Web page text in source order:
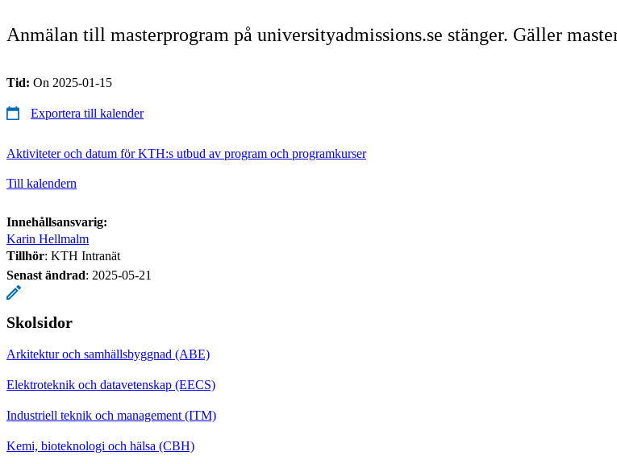
Anmälan till masterprogram på universityadmissions.se stänger. Gäller
Tid: On 2025-01-15
Exportera till kalender
Aktiviteter och datum för KTH:s utbud av program och programkurser
Till kalendern
Innehållsansvarig:
Karin Hellmalm
Tillhör: KTH Intranät
Senast ändrad: 2025-05-21
Skolsidor
Arkitektur och samhällsbyggnad (ABE)
Elektroteknik och datavetenskap (EECS)
Industriell teknik och management (ITM)
Kemi, bioteknologi och hälsa (CBH)